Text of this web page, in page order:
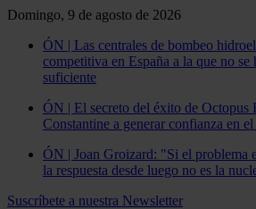
Domingo, 9 de agosto de 2026
ÓN | Las centrales de bombeo
competitiva en España a la que no se
suficiente
ÓN | El secreto del éxito de Octopus
Constantine a generar confianza en
ÓN | Joan Groizard: "Si el problema
la respuesta desde luego no es la
Suscríbete a nuestra Newsletter